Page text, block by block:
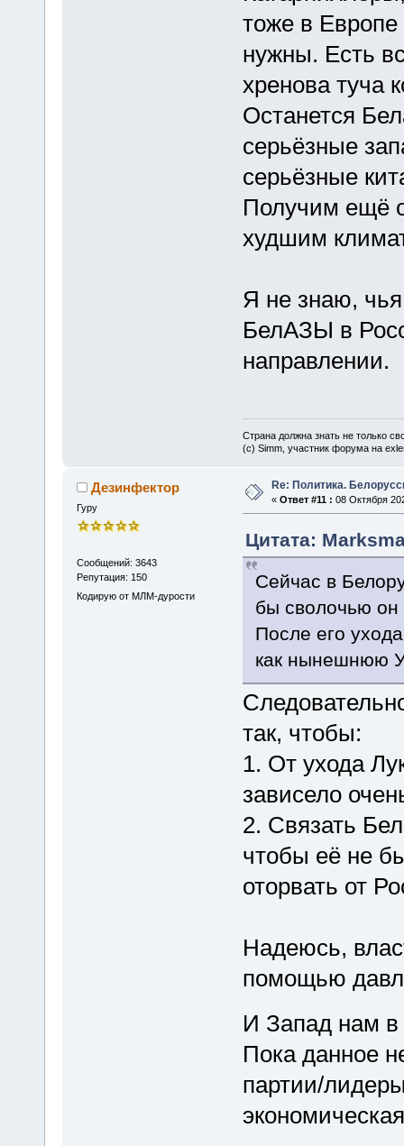
тоже в
нужны. Есть
хренова туча
Останется
серьёзные
серьёзные
Получим ещё
худшим
Я не знаю,
БелАЗЫ в
направлении.
Страна должна знать не только
(c) Simm, участник форума на
Дезинфектор
Гуру
Сообщений: 3643
Репутация: 150
Кодирую от МЛМ-дурости
Re: Политика.
« Ответ #11 : 08 Октября
Цитата:
Сейчас в
бы сволочью
После его
как нынешнюю
так, чтобы:
1. От ухода
зависело
2. Связать
чтобы её не
оторвать от
Надеюсь,
помощью
И Запад нам в
Пока данное
партии/